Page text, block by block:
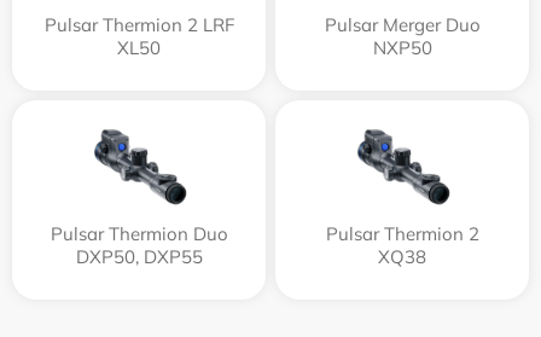
Pulsar Thermion 2 LRF
XL50
Pulsar Merger Duo
NXP50
Pulsar Thermion Duo
DXP50, DXP55
Pulsar Thermion 2
XQ38